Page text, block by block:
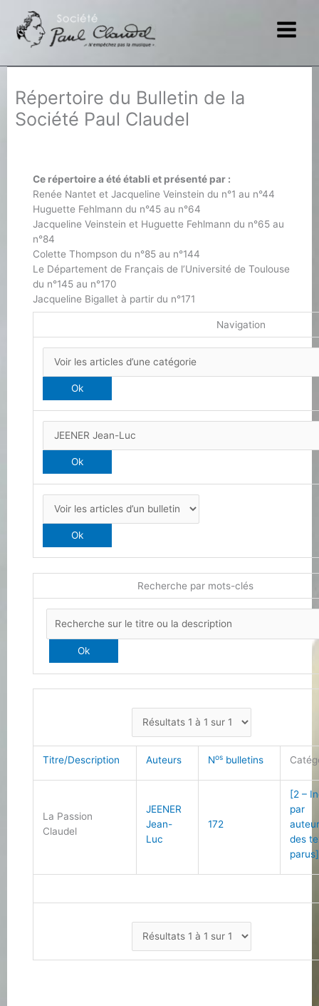
contenu
Répertoire du Bulletin de la
Société Paul Claudel
Ce répertoire a été établi et présenté par :
Renée Nantet et Jacqueline Veinstein du n°1 au n°44
Huguette Fehlmann du n°45 au n°64
Jacqueline Veinstein et Huguette Fehlmann du n°65 au
n°84
Colette Thompson du n°85 au n°144
Le Département de Français de l’Université de Toulouse
du n°145 au n°170
Jacqueline Bigallet à partir du n°171
Navigation
Recherche par mots-clés
Titre/Description Auteurs Nos bulletins
La Passion
Claudel
JEENER
Jean-
Luc
172
[2 –
par
des
parus]